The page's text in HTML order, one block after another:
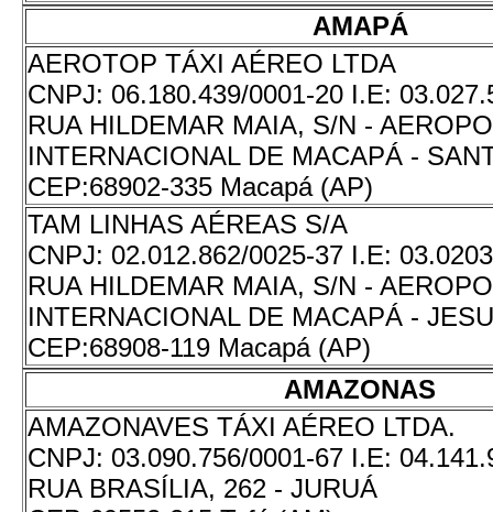
AMAPÁ
AEROTOP TÁXI AÉREO LTDA
CNPJ: 06.180.439/0001-20 I.E:
RUA HILDEMAR MAIA, S/N -
INTERNACIONAL DE MACAPÁ -
CEP:68902-335 Macapá (AP)
TAM LINHAS AÉREAS S/A
CNPJ: 02.012.862/0025-37 I.E:
RUA HILDEMAR MAIA, S/N -
INTERNACIONAL DE MACAPÁ -
CEP:68908-119 Macapá (AP)
AMAZONAS
AMAZONAVES TÁXI AÉREO LTDA.
CNPJ: 03.090.756/0001-67 I.E:
RUA BRASÍLIA, 262 - JURUÁ